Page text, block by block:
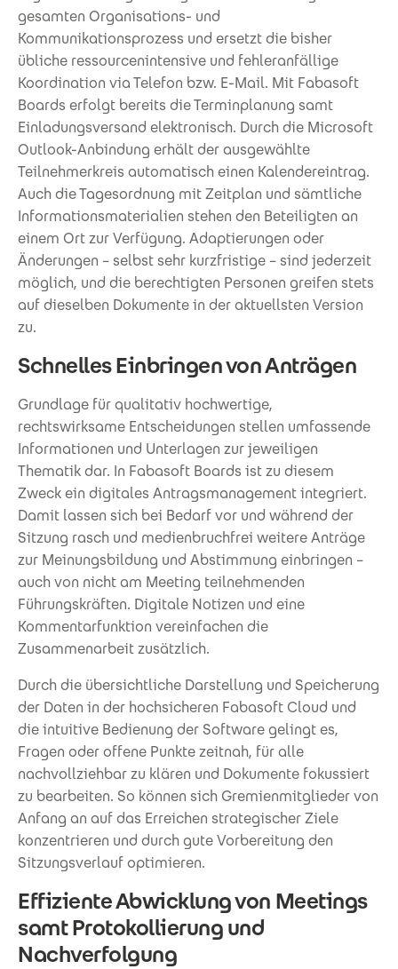
gesamten Organisations- und
Kommunikationsprozess und ersetzt die bisher
übliche ressourcenintensive und fehleranfällige
Koordination via Telefon bzw. E-Mail. Mit Fabasoft
Boards erfolgt bereits die Terminplanung samt
Einladungsversand elektronisch. Durch die Microsoft
Outlook-Anbindung erhält der ausgewählte
Teilnehmerkreis automatisch einen Kalendereintrag.
Auch die Tagesordnung mit Zeitplan und sämtliche
Informationsmaterialien stehen den Beteiligten an
einem Ort zur Verfügung. Adaptierungen oder
Änderungen – selbst sehr kurzfristige – sind jederzeit
möglich, und die berechtigten Personen greifen stets
auf dieselben Dokumente in der aktuellsten Version
zu.
Schnelles Einbringen von Anträgen
Grundlage für qualitativ hochwertige,
rechtswirksame Entscheidungen stellen umfassende
Informationen und Unterlagen zur jeweiligen
Thematik dar. In Fabasoft Boards ist zu diesem
Zweck ein digitales Antragsmanagement integriert.
Damit lassen sich bei Bedarf vor und während der
Sitzung rasch und medienbruchfrei weitere Anträge
zur Meinungsbildung und Abstimmung einbringen –
auch von nicht am Meeting teilnehmenden
Führungskräften. Digitale Notizen und eine
Kommentarfunktion vereinfachen die
Zusammenarbeit zusätzlich.
Durch die übersichtliche Darstellung und Speicherung
der Daten in der hochsicheren Fabasoft Cloud und
die intuitive Bedienung der Software gelingt es,
Fragen oder offene Punkte zeitnah, für alle
nachvollziehbar zu klären und Dokumente fokussiert
zu bearbeiten. So können sich Gremienmitglieder von
Anfang an auf das Erreichen strategischer Ziele
konzentrieren und durch gute Vorbereitung den
Sitzungsverlauf optimieren.
Effiziente Abwicklung von Meetings
samt Protokollierung und
Nachverfolgung